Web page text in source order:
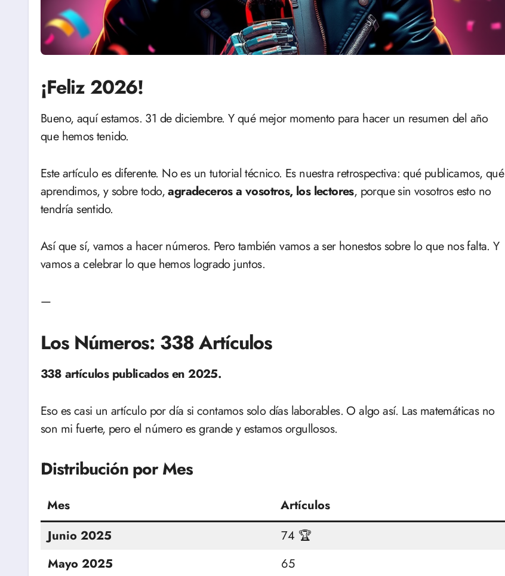
¡Feliz 2026!
Bueno, aquí estamos. 31 de diciembre. Y qué mejor momento para hacer un resumen del año
que hemos tenido.
Este artículo es diferente. No es un tutorial técnico. Es nuestra retrospectiva: qué publicamos, qué
aprendimos, y sobre todo,agradeceros a vosotros, los lectores, porque sin vosotros esto no
tendría sentido.
Así que sí, vamos a hacer números. Pero también vamos a ser honestos sobre lo que nos falta. Y
vamos a celebrar lo que hemos logrado juntos.
—
Los Números: 338 Artículos
338 artículos publicados en 2025.
Eso es casi un artículo por día si contamos solo días laborables. O algo así. Las matemáticas no
son mi fuerte, pero el número es grande y estamos orgullosos.
Distribución por Mes
Mes
Artículos
Junio 2025
74 🏆
Mayo 2025
65